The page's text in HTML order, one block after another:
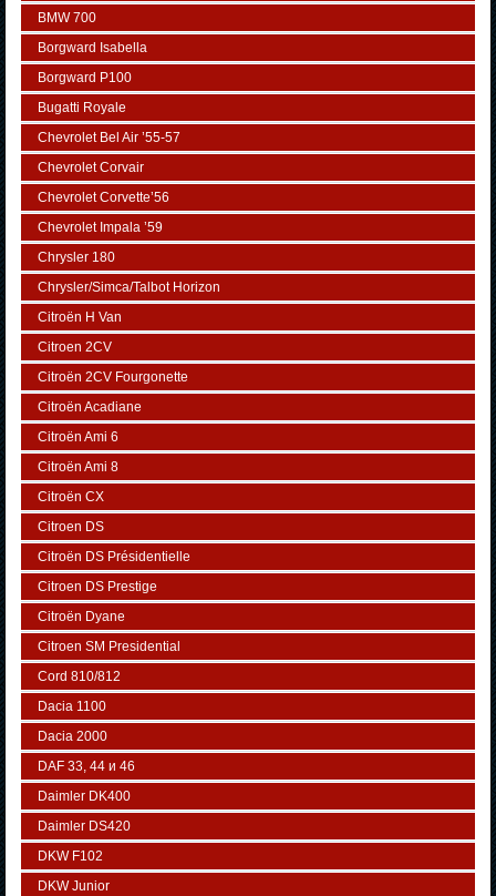
BMW 700
Borgward Isabella
Borgward P100
Bugatti Royale
Chevrolet Bel Air ’55-57
Chevrolet Corvair
Chevrolet Corvette’56
Chevrolet Impala ’59
Chrysler 180
Chrysler/Simca/Talbot Horizon
Citroën H Van
Citroen 2CV
Citroën 2CV Fourgonette
Citroën Acadiane
Citroën Ami 6
Citroën Ami 8
Citroën CX
Citroen DS
Citroën DS Présidentielle
Citroen DS Prestige
Citroën Dyane
Citroen SM Presidential
Cord 810/812
Dacia 1100
Dacia 2000
DAF 33, 44 и 46
Daimler DK400
Daimler DS420
DKW F102
DKW Junior